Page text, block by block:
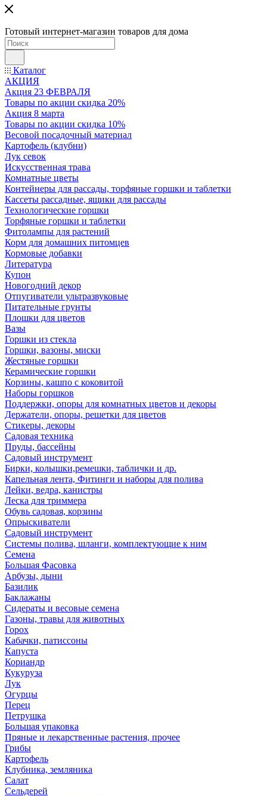
Готовый интернет-магазин товаров для дома
Каталог
АКЦИЯ
Акция 23 ФЕВРАЛЯ
Товары по акции скидка 20%
Акция 8 марта
Товары по акции скидка 10%
Весовой посадочный материал
Картофель (клубни)
Лук севок
Искусственная трава
Комнатные цветы
Контейнеры для рассады, торфяные горшки и таблетки
Кассеты рассадные, ящики для рассады
Технологические горшки
Торфяные горшки и таблетки
Фитолампы для растений
Корм для домашних питомцев
Кормовые добавки
Литература
Купон
Новогодний декор
Отпугиватели ультразвуковые
Питательные грунты
Плошки для цветов
Вазы
Горшки из стекла
Горшки, вазоны, миски
Жестяные горшки
Керамические горшки
Корзины, кашпо с коковитой
Наборы горшков
Поддержки, опоры для комнатных цветов и декоры
Держатели, опоры, решетки для цветов
Стикеры, декоры
Садовая техника
Пруды, бассейны
Садовый инструмент
Бирки, колышки,ремешки, таблички и др.
Капельная лента, Фитинги и наборы для полива
Лейки, ведра, канистры
Леска для триммера
Обувь садовая, корзины
Опрыскиватели
Садовый инструмент
Системы полива, шланги, комплектующие к ним
Семена
Большая Фасовка
Арбузы, дыни
Базилик
Баклажаны
Сидераты и весовые семена
Газоны, травы для животных
Горох
Кабачки, патиссоны
Капуста
Кориандр
Кукуруза
Лук
Огурцы
Перец
Петрушка
Большая упаковка
Пряные и лекарственные растения, прочее
Грибы
Картофель
Клубника, земляника
Салат
Сельдерей